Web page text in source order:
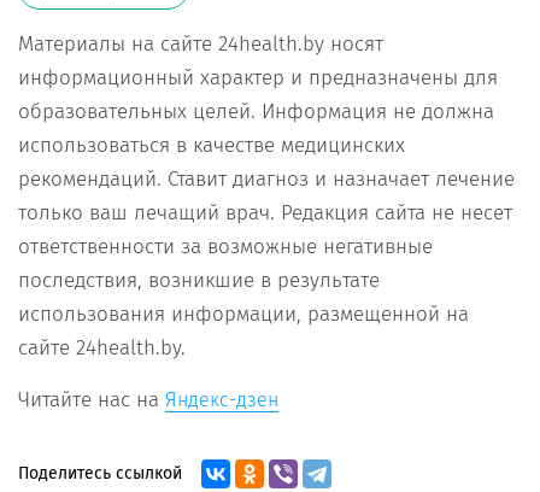
Материалы на сайте 24health.by носят
информационный характер и предназначены для
образовательных целей. Информация не должна
использоваться в качестве медицинских
рекомендаций. Ставит диагноз и назначает лечение
только ваш лечащий врач. Редакция сайта не несет
ответственности за возможные негативные
последствия, возникшие в результате
использования информации, размещенной на
сайте 24health.by.
Читайте нас на Яндекс-дзен
Поделитесь ссылкой